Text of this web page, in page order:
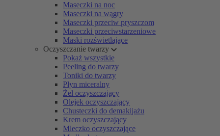
Maseczki na noc
Maseczki na wągry
Maseczki przeciw pryszczom
Maseczki przeciwstarzeniowe
Maski rozświetlające
Oczyszczanie twarzy
Pokaż wszystkie
Peeling do twarzy
Toniki do twarzy
Płyn miceralny
Żel oczyszczający
Olejek oczyszczający
Chusteczki do demakijażu
Krem oczyszczający
Mleczko oczyszczające